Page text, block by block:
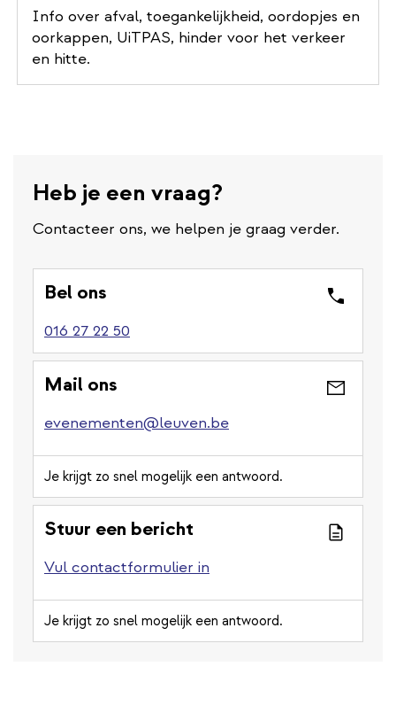
Info over afval, toegankelijkheid, oordopjes en
oorkappen, UiTPAS, hinder voor het verkeer
en hitte.
Heb je een vraag?
Contacteer ons, we helpen je graag verder.
Bel ons
016 27 22 50
Mail ons
evenementen@leuven.be
Je krijgt zo snel mogelijk een antwoord.
Stuur een bericht
Vul contactformulier in
Je krijgt zo snel mogelijk een antwoord.